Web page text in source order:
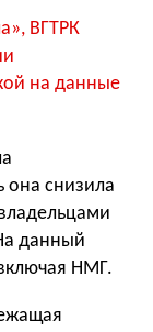
ВГТРК
на данные
она снизила
данный
НМГ.